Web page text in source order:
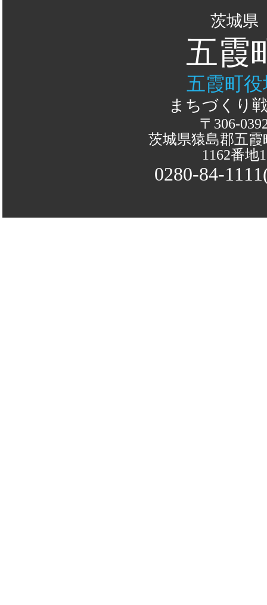
茨城県
五霞
五霞町
まちづくり
〒306-
茨城県猿島郡五霞
1162番地1
0280-84-